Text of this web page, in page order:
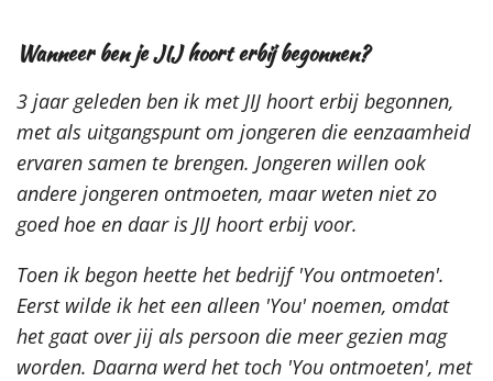
Wanneer ben je JIJ hoort erbij begonnen?
3 jaar geleden ben ik met JIJ hoort erbij begonnen,
met als uitgangspunt om jongeren die eenzaamheid
ervaren samen te brengen. Jongeren willen ook
andere jongeren ontmoeten, maar weten niet zo
goed hoe en daar is JIJ hoort erbij voor.
Toen ik begon heette het bedrijf 'You ontmoeten'.
Eerst wilde ik het een alleen 'You' noemen, omdat
het gaat over jij als persoon die meer gezien mag
worden. Daarna werd het toch 'You ontmoeten', met